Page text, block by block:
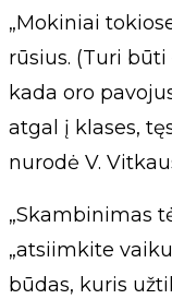
„Mokiniai
rūsius. (Turi
kada oro
atgal į klases,
nurodė V.
„Skambinimas
„atsiimkite
būdas, kuris